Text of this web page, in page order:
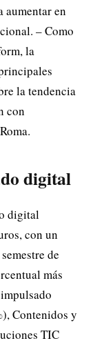
aumentar en
– Como
la
la tendencia
con
digital
digital
con un
de
más
Contenidos y
TIC